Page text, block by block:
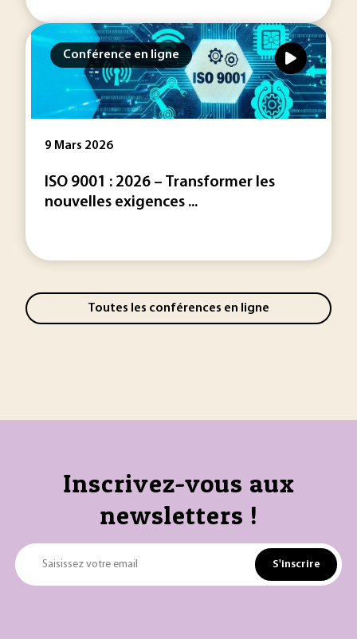
Conférence en ligne
9 Mars 2026
ISO 9001 : 2026 – Transformer les
nouvelles exigences ...
Toutes les conférences en ligne
Inscrivez-vous aux
newsletters !
Saisissez votre email S'inscrire